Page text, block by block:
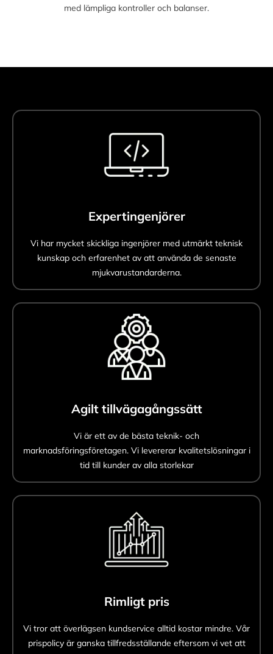
med lämpliga kontroller och balanser.
Expertingenjörer
Vi har mycket skickliga ingenjörer med utmärkt teknisk
kunskap och erfarenhet av att använda de senaste
mjukvarustandarderna.
Agilt tillvägagångssätt
Vi är ett av de bästa teknik- och
marknadsföringsföretagen. Vi levererar kvalitetslösningar i
tid till kunder av alla storlekar
Rimligt pris
Vi tror att överlägsen kundservice alltid kostar mindre. Vår
prispolicy är ganska tillfredsställande eftersom vi vet att